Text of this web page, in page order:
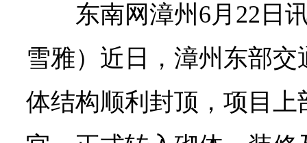
东南网漳州6月22日
雪雅）近日，漳州东部
体结构顺利封顶，项目